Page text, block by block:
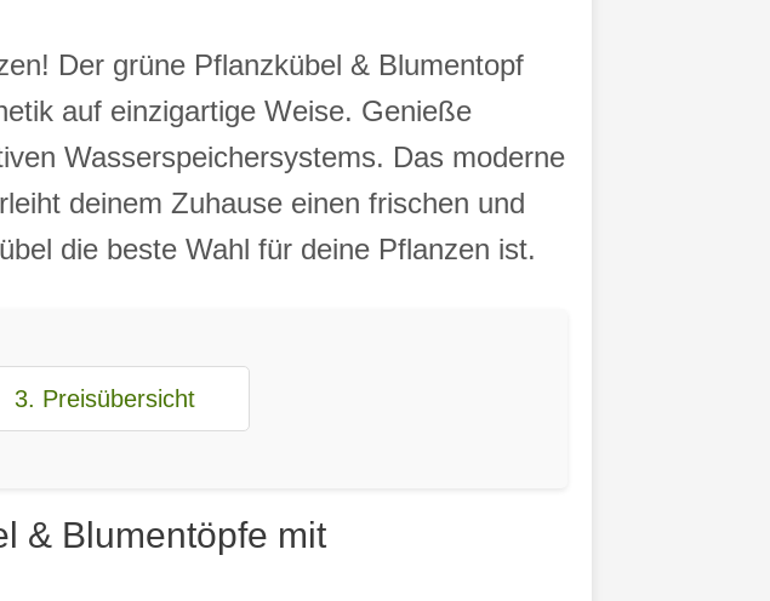
Der grüne Pflanzkübel & Blumentopf
auf einzigartige Weise. Genieße
Wasserspeichersystems. Das moderne
deinem Zuhause einen frischen und
die beste Wahl für deine Pflanzen ist.
3. Preisübersicht
& Blumentöpfe mit